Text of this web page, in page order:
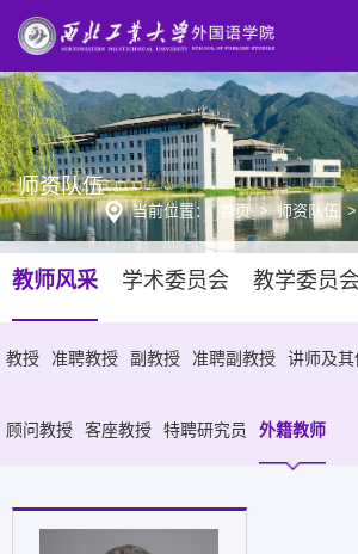
师资队伍
当前位置： 首页 > 师资队伍 >
教师风采 学术委员会 教学委员会
教授 准聘教授 副教授 准聘副教授 讲师及其
顾问教授 客座教授 特聘研究员 外籍教师